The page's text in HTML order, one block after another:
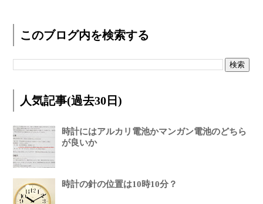
このブログ内を検索する
人気記事(過去30日)
時計にはアルカリ電池かマンガン電池のどちら
が良いか
時計の針の位置は10時10分？